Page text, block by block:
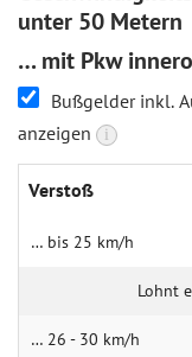
unter 50 Metern
… mit Pkw
Bußgelder inkl.
anzeigen
i
Verstoß
… bis 25 km/h
… 26 - 30 km/h